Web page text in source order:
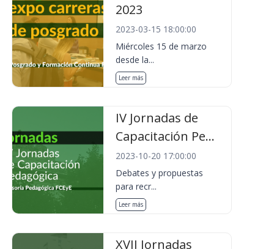
2023
2023-03-15 18:00:00
Miércoles 15 de marzo
desde la...
Leer más
IV Jornadas de
Capacitación Pe...
2023-10-20 17:00:00
Debates y propuestas
para recr...
Leer más
XVII Jornadas